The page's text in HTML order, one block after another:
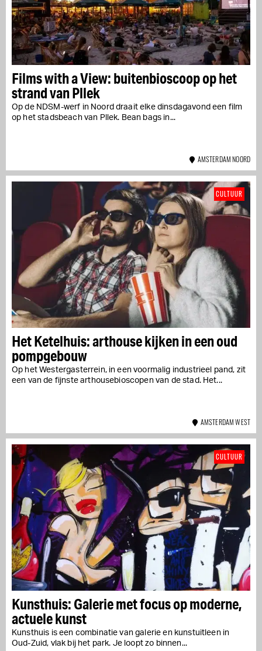
Films with a View: buitenbioscoop op het
strand van Pllek
Op de NDSM-werf in Noord draait elke dinsdagavond een film
op het stadsbeach van Pllek. Bean bags in...
AMSTERDAM NOORD
Het Ketelhuis: arthouse kijken in een oud
pompgebouw
Op het Westergasterrein, in een voormalig industrieel pand, zit
een van de fijnste arthousebioscopen van de stad. Het...
CULTUUR
AMSTERDAM WEST
Kunsthuis: Galerie met focus op moderne,
actuele kunst
Kunsthuis is een combinatie van galerie en kunstuitleen in
Oud-Zuid, vlak bij het park. Je loopt zo binnen...
CULTUUR